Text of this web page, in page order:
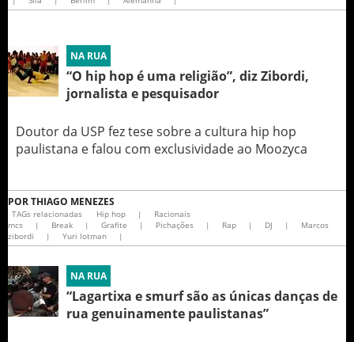
NA RUA
“O hip hop é uma religião”, diz Zibordi,
jornalista e pesquisador
Doutor da USP fez tese sobre a cultura hip hop
paulistana e falou com exclusividade ao Moozyca
PORTHIAGO MENEZES
TAGs relacionadas Hip hop |
Racionais
mcs
| Break | Grafite | Pichações | Rap | DJ |
Marcos
zibordi
| Yuri lotman |
NA RUA
“Lagartixa e smurf são as únicas danças de
rua genuinamente paulistanas”